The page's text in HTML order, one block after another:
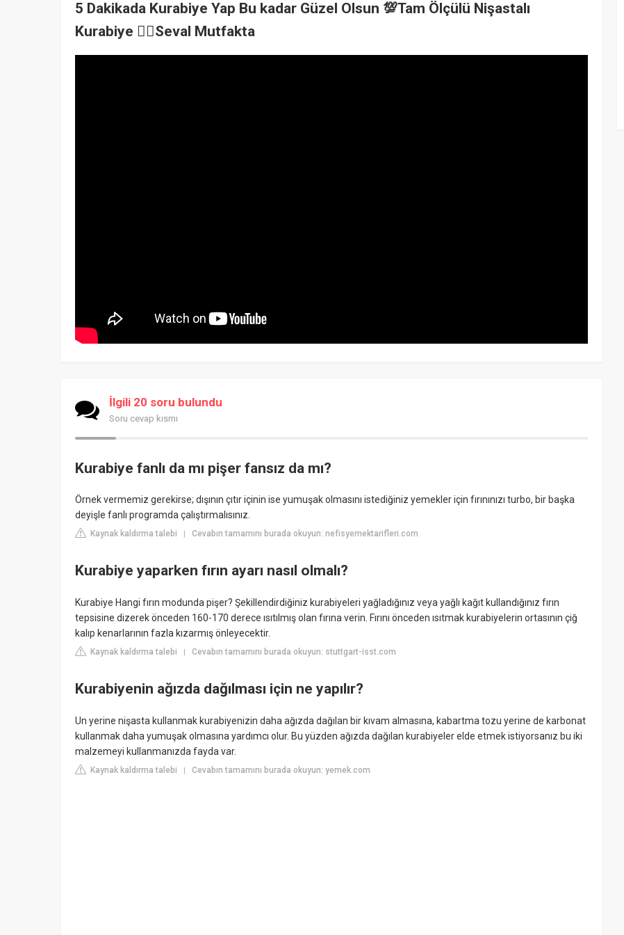
5 Dakikada Kurabiye Yap Bu kadar Güzel Olsun 💯Tam Ölçülü Nişastalı
Kurabiye 👉🏻Seval Mutfakta
İlgili 20 soru bulundu
Soru cevap kısmı
Kurabiye fanlı da mı pişer fansız da mı?
Örnek vermemiz gerekirse; dışının çıtır içinin ise yumuşak olmasını istediğiniz yemekler için fırınınızı turbo, bir başka
deyişle fanlı programda çalıştırmalısınız.
Kaynak kaldırma talebi | Cevabın tamamını burada okuyun: nefisyemektarifleri.com
Kurabiye yaparken fırın ayarı nasıl olmalı?
Kurabiye Hangi fırın modunda pişer? Şekillendirdiğiniz kurabiyeleri yağladığınız veya yağlı kağıt kullandığınız fırın
tepsisine dizerek önceden 160-170 derece ısıtılmış olan fırına verin. Fırını önceden ısıtmak kurabiyelerin ortasının çiğ
kalıp kenarlarının fazla kızarmış önleyecektir.
Kaynak kaldırma talebi | Cevabın tamamını burada okuyun: stuttgart-isst.com
Kurabiyenin ağızda dağılması için ne yapılır?
Un yerine nişasta kullanmak kurabiyenizin daha ağızda dağılan bir kıvam almasına, kabartma tozu yerine de karbonat
kullanmak daha yumuşak olmasına yardımcı olur. Bu yüzden ağızda dağılan kurabiyeler elde etmek istiyorsanız bu iki
malzemeyi kullanmanızda fayda var.
Kaynak kaldırma talebi | Cevabın tamamını burada okuyun: yemek.com